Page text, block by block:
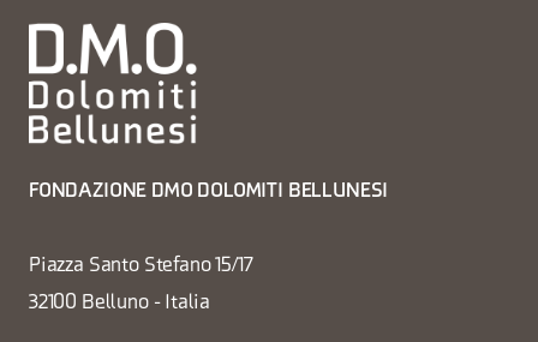
FONDAZIONE DMO DOLOMITI BELLUNESI
Piazza Santo Stefano 15/17
32100 Belluno - Italia